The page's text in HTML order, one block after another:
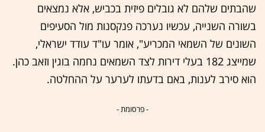
שהבתים שלהם לא גובלים פיזית בכביש, אלא נמצאים
בשורה השנייה, עכשיו נערכה פנקסנות מול הסעיפים
השונים של השמאי המכריע", אומר עו"ד עודד ישראלי,
שמייצג 182 בעלי דירות לצד השמאים נחמה בוגין וזאב כהן.
הוא סירב לענות, באם בדעתו לערער על ההחלטה.
- פרסומת -